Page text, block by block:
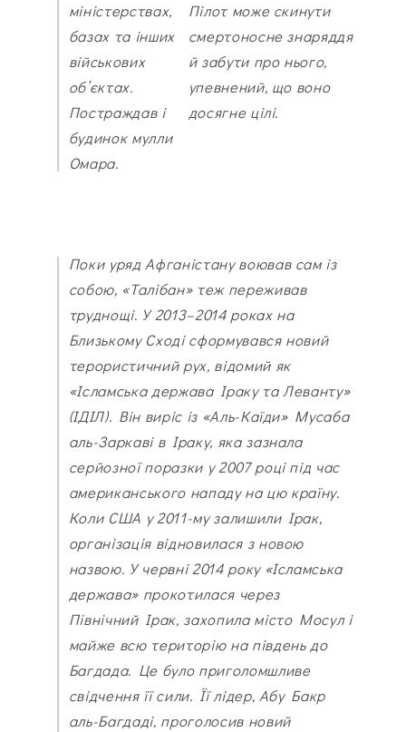
міністерствах,
базах та інших
військових
об’єктах.
Постраждав і
будинок мулли
Омара.
Пілот може скинути
смертоносне знаряддя
й забути про нього,
упевнений, що воно
досягне цілі.
Поки уряд Афганістану воював сам із
собою, «Талібан» теж переживав
труднощі. У 2013–2014 роках на
Близькому Сході сформувався новий
терористичний рух, відомий як
«Ісламська держава Іраку та Леванту»
(ІДІЛ). Він виріс із «Аль-Каїди» Мусаба
аль-Заркаві в Іраку, яка зазнала
серйозної поразки у 2007 році під час
американського нападу на цю країну.
Коли США у 2011-му залишили Ірак,
організація відновилася з новою
назвою. У червні 2014 року «Ісламська
держава» прокотилася через
Північний Ірак, захопила місто Мосул і
майже всю територію на південь до
Багдада. Це було приголомшливе
свідчення її сили. Її лідер, Абу Бакр
аль-Багдаді, проголосив новий